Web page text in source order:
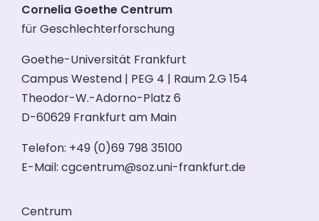
Cornelia Goethe Centrum
für Geschlechterforschung
Goethe-Universität Frankfurt
Campus Westend | PEG 4 | Raum 2.G 154
Theodor-W.-Adorno-Platz 6
D-60629 Frankfurt am Main
Telefon: +49 (0)69 798 35100
E-Mail: cgcentrum@soz.uni-frankfurt.de
Centrum